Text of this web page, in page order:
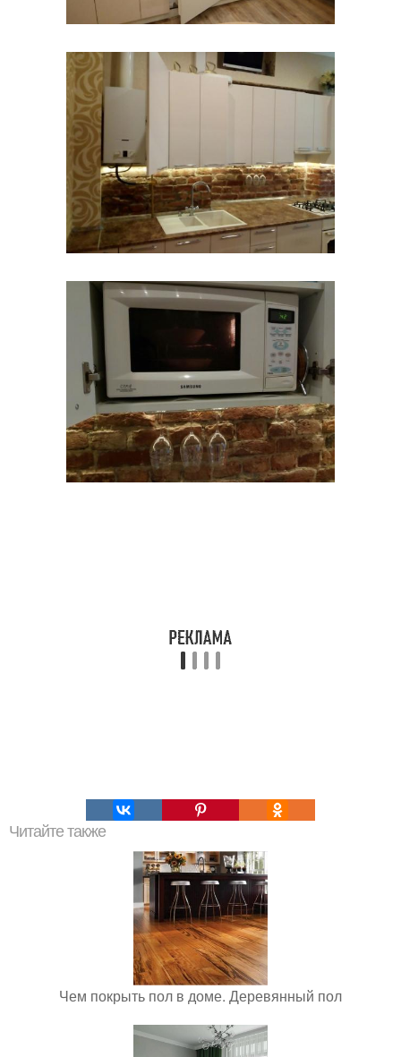
Читайте также
Чем покрыть пол в доме. Деревянный пол